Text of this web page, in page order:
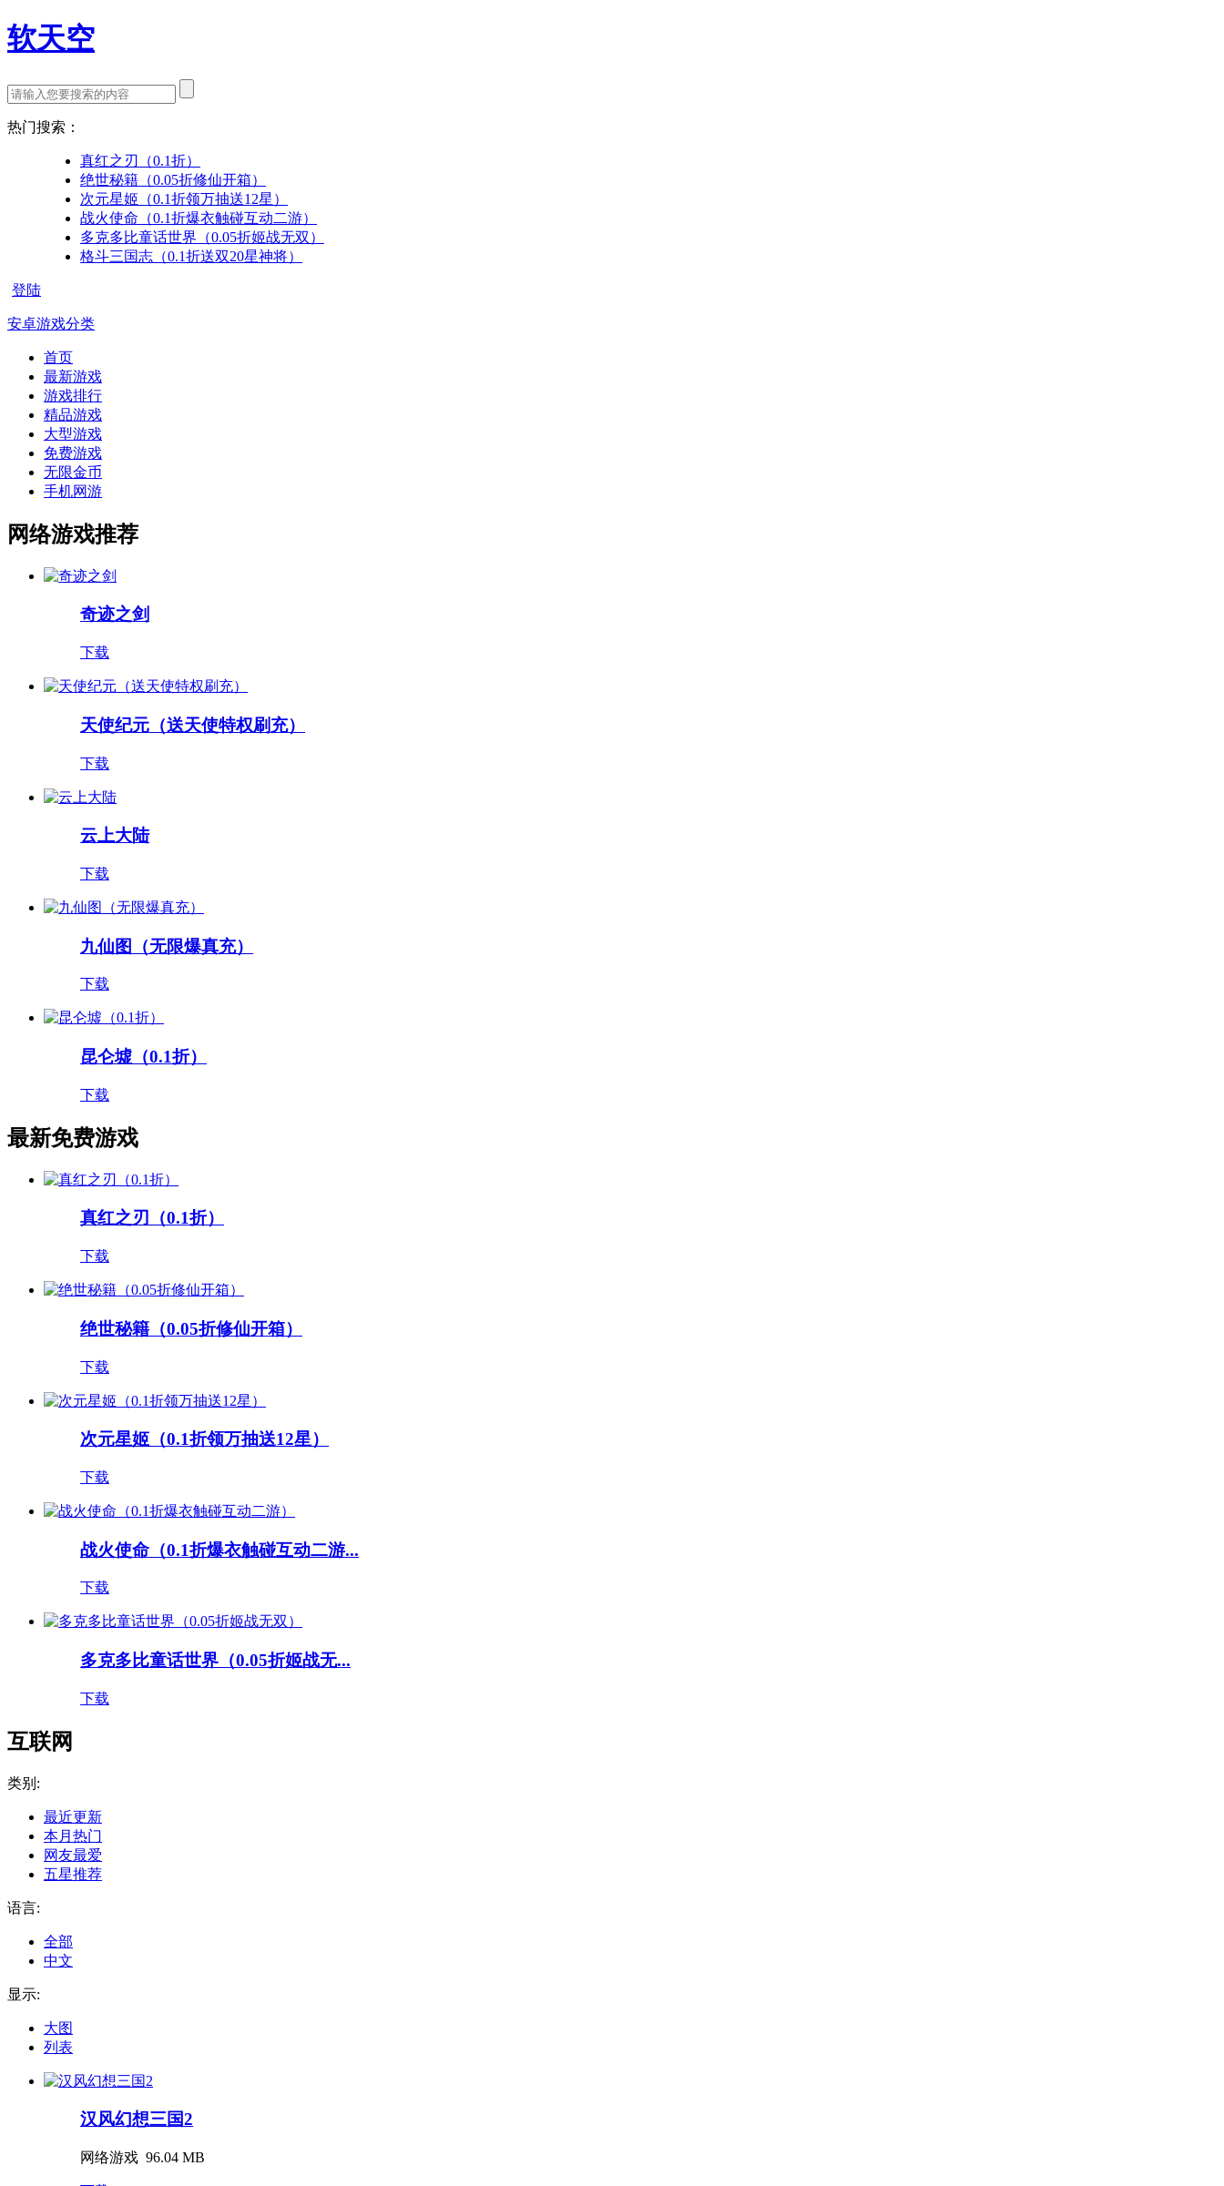
软天空
热门搜索：
真红之刃（0.1折）
绝世秘籍（0.05折修仙开箱）
次元星姬（0.1折领万抽送12星）
战火使命（0.1折爆衣触碰互动二游）
多克多比童话世界（0.05折姬战无双）
格斗三国志（0.1折送双20星神将）
登陆
安卓游戏分类
首页
最新游戏
游戏排行
精品游戏
大型游戏
免费游戏
无限金币
手机网游
网络游戏推荐
奇迹之剑
下载
天使纪元（送天使特权刷充）
下载
云上大陆
下载
九仙图（无限爆真充）
下载
昆仑墟（0.1折）
下载
最新免费游戏
真红之刃（0.1折）
下载
绝世秘籍（0.05折修仙开箱）
下载
次元星姬（0.1折领万抽送12星）
下载
战火使命（0.1折爆衣触碰互动二游...
下载
多克多比童话世界（0.05折姬战无...
下载
互联网
类别:
最近更新
本月热门
网友最爱
五星推荐
语言:
全部
中文
显示:
大图
列表
汉风幻想三国2
网络游戏 96.04 MB